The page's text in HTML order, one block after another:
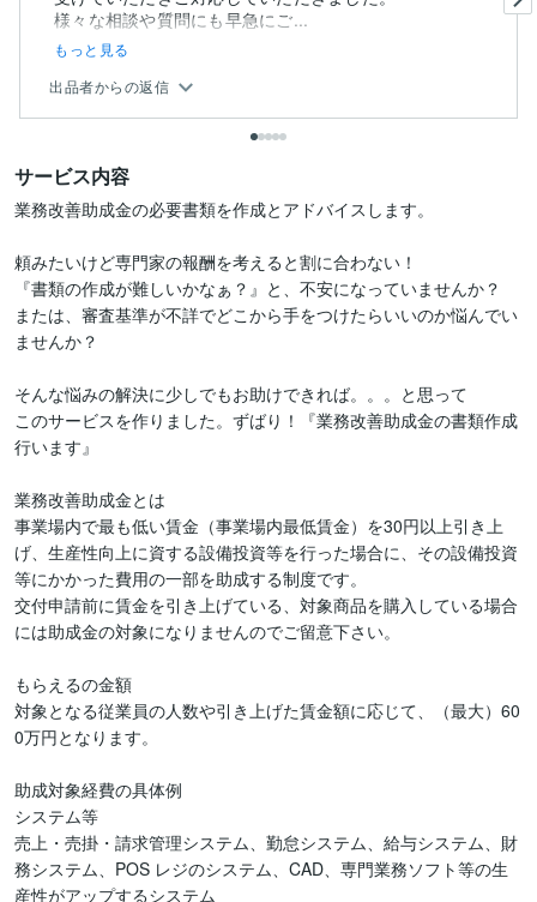
様々な相談や質問にも早急にご...
もっと見る
出品者からの返信
サービス内容
業務改善助成金の必要書類を作成とアドバイスします。
頼みたいけど専門家の報酬を考えると割に合わない！
『書類の作成が難しいかなぁ？』と、不安になっていませんか？
または、審査基準が不詳でどこから手をつけたらいいのか悩んでい
ませんか？
そんな悩みの解決に少しでもお助けできれば。。。と思って
このサービスを作りました。ずばり！『業務改善助成金の書類作成
行います』
業務改善助成金とは
事業場内で最も低い賃金（事業場内最低賃金）を30円以上引き上
げ、生産性向上に資する設備投資等を行った場合に、その設備投資
等にかかった費用の一部を助成する制度です。
交付申請前に賃金を引き上げている、対象商品を購入している場合
には助成金の対象になりませんのでご留意下さい。
もらえるの金額
対象となる従業員の人数や引き上げた賃金額に応じて、（最大）60
0万円となります。
助成対象経費の具体例
システム等
売上・売掛・請求管理システム、勤怠システム、給与システム、財
務システム、POS レジのシステム、CAD、専門業務ソフト等の生
産性がアップするシステム